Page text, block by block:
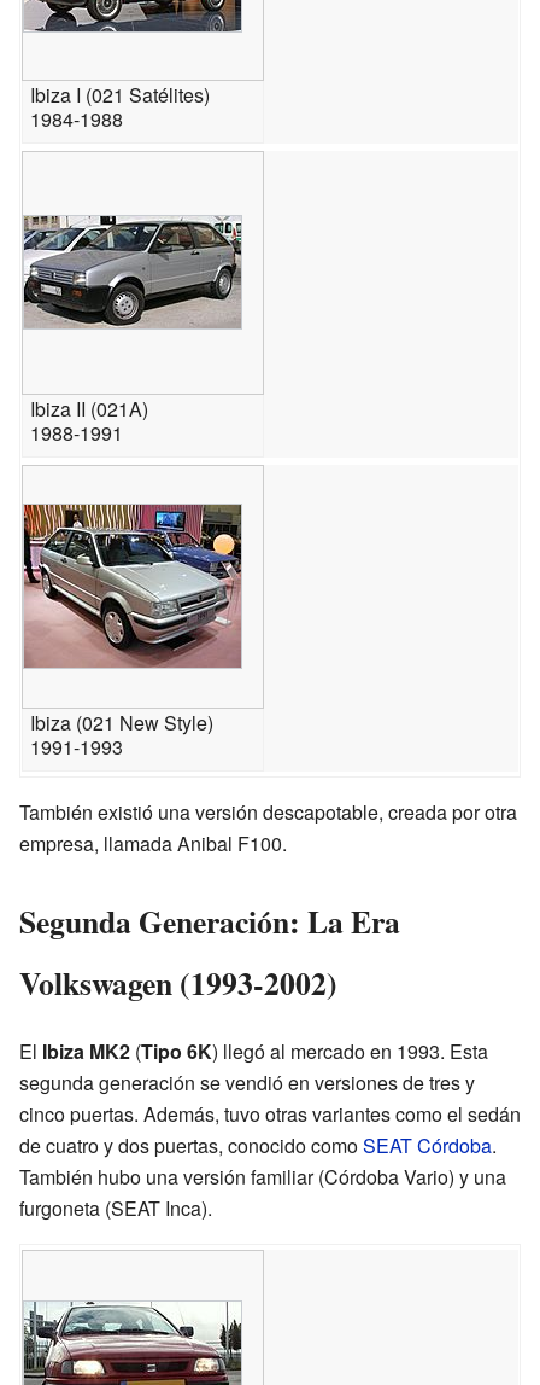
Ibiza I (021 Satélites)
1984-1988
Ibiza II (021A)
1988-1991
Ibiza (021 New Style)
1991-1993
También existió una versión descapotable, creada por otra
empresa, llamada Anibal F100.
Segunda Generación: La Era
Volkswagen (1993-2002)
El Ibiza MK2 (Tipo 6K) llegó al mercado en 1993. Esta
segunda generación se vendió en versiones de tres y
cinco puertas. Además, tuvo otras variantes como el sedán
de cuatro y dos puertas, conocido comoSEAT Córdoba.
También hubo una versión familiar (Córdoba Vario) y una
furgoneta (SEAT Inca).